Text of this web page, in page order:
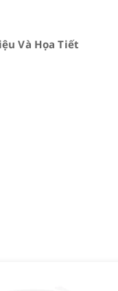
Và Họa Tiết